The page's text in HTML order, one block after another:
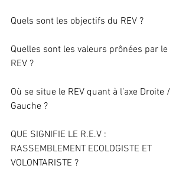
Quels sont les objectifs du REV ?
Quelles sont les valeurs prônées par le
REV ?
Où se situe le REV quant à l’axe Droite /
Gauche ?
QUE SIGNIFIE LE R.E.V :
RASSEMBLEMENT ECOLOGISTE ET
VOLONTARISTE ?